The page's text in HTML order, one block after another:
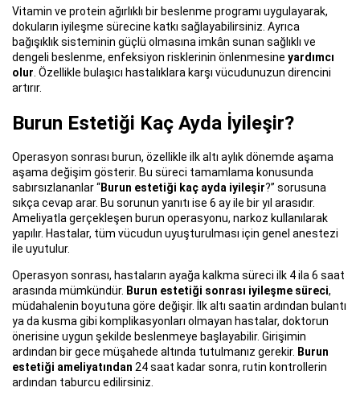
Vitamin ve protein ağırlıklı bir beslenme programı uygulayarak,
dokuların iyileşme sürecine katkı sağlayabilirsiniz. Ayrıca
bağışıklık sisteminin güçlü olmasına imkân sunan sağlıklı ve
dengeli beslenme, enfeksiyon risklerinin önlenmesine yardımcı
olur . Özellikle bulaşıcı hastalıklara karşı vücudunuzun direncini
artırır.
Burun Estetiği Kaç Ayda İyileşir?
Operasyon sonrası burun, özellikle ilk altı aylık dönemde aşama
aşama değişim gösterir. Bu süreci tamamlama konusunda
sabırsızlananlar “Burun estetiği kaç ayda iyileşir?” sorusuna
sıkça cevap arar. Bu sorunun yanıtı ise 6 ay ile bir yıl arasıdır.
Ameliyatla gerçekleşen burun operasyonu, narkoz kullanılarak
yapılır. Hastalar, tüm vücudun uyuşturulması için genel anestezi
ile uyutulur.
Operasyon sonrası, hastaların ayağa kalkma süreci ilk 4 ila 6 saat
arasında mümkündür. Burun estetiği sonrası iyileşme süreci,
müdahalenin boyutuna göre değişir. İlk altı saatin ardından bulantı
ya da kusma gibi komplikasyonları olmayan hastalar, doktorun
önerisine uygun şekilde beslenmeye başlayabilir. Girişimin
ardından bir gece müşahede altında tutulmanız gerekir. Burun
estetiği ameliyatından 24 saat kadar sonra, rutin kontrollerin
ardından taburcu edilirsiniz.